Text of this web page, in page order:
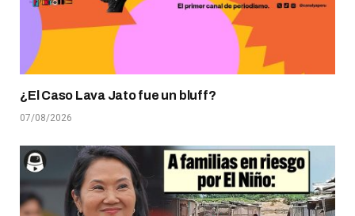
¿El Caso Lava Jato fue un bluff?
07/08/2026